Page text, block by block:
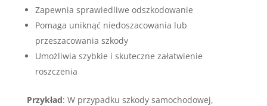
Zapewnia sprawiedliwe odszkodowanie
Pomaga uniknąć niedoszacowania lub
przeszacowania szkody
Umożliwia szybkie i skuteczne załatwienie
roszczenia
Przykład: W przypadku szkody samochodowej,